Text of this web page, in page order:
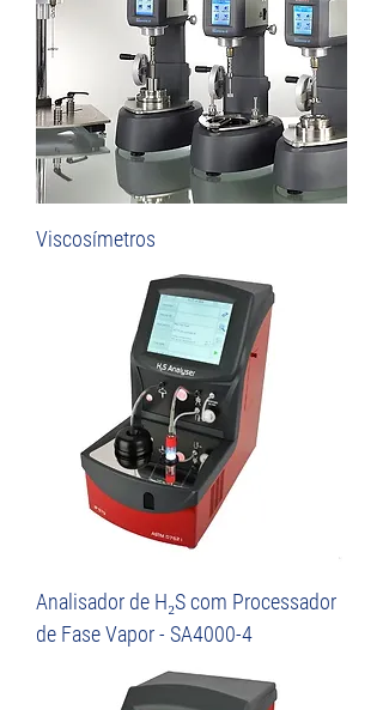
Viscosímetros
Analisador de H₂S com Processador
de Fase Vapor - SA4000-4